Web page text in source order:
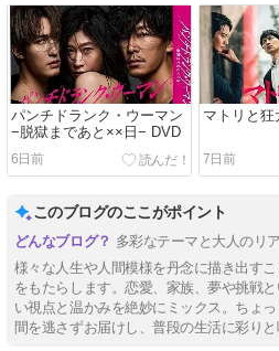
パンチドランク・ウーマン
−脱獄まであと××日− DVD
6日前
マトリと狂
7日前
このブログのここがポイント
多彩なテーマと大人のリ
様々な人生や人間模様を丹念に描き出す
をもたらします。恋愛、家族、夢や挑戦
い視点と温かみを絶妙にミックス。ちょ
間を逃さずお届けし、普段の生活に彩りと